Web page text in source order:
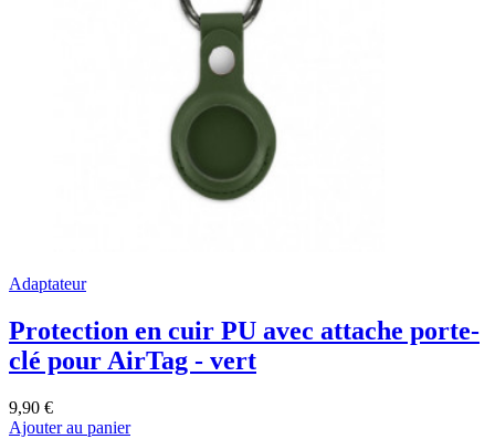
Adaptateur
Protection en cuir PU avec attache porte-
clé pour AirTag - vert
9,90 €
Ajouter au panier